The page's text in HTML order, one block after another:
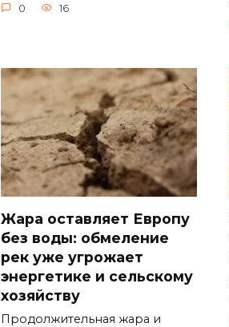
0 16
Жара оставляет Европу
без воды: обмеление
рек уже угрожает
энергетике и сельскому
хозяйству
Продолжительная жара и